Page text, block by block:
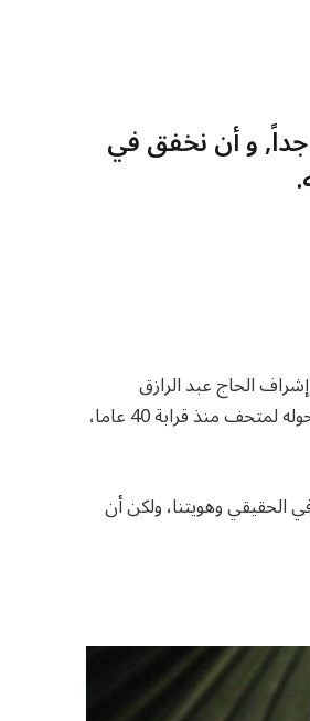
و أن نخفق في
السلطان علي دينار في عام 1871 واكتمل في عام 1912 تحت إشراف الحاج عبد الرازق
الملقب بباشا بوك الذي قدم إلى الفاشر من بغداد وكان من أصل تركي. على الرغم من تحوله لمتحف منذ قرابة 40 عاما،
الحقيقي وهويتنا، ولكن أن